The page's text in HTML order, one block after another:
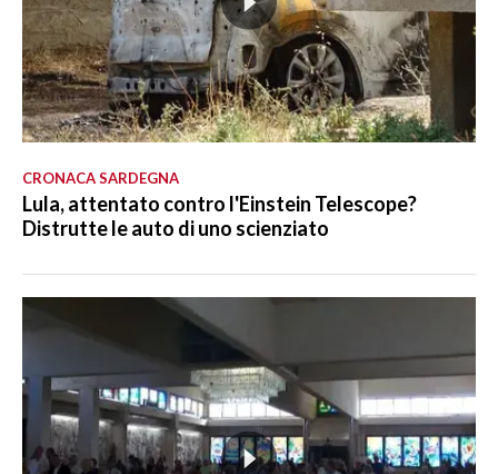
CRONACA SARDEGNA
Lula, attentato contro l'Einstein Telescope?
Distrutte le auto di uno scienziato